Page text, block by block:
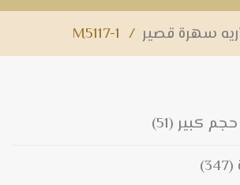
سهرة قصير /
M5117-1
كبير (51)
(347)